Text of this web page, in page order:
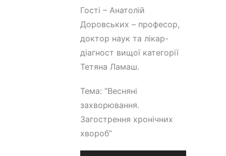
Гості – Анатолій
Доровських – професор,
доктор наук та лікар-
діагност вищої категорії
Тетяна Ламаш.
Тема: “Весняні
захворювання.
Загострення хронічних
хвороб”